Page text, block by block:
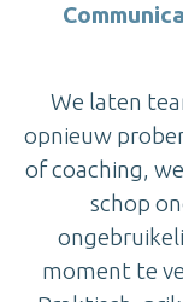
We laten
opnieuw
of coaching,
schop
moment te